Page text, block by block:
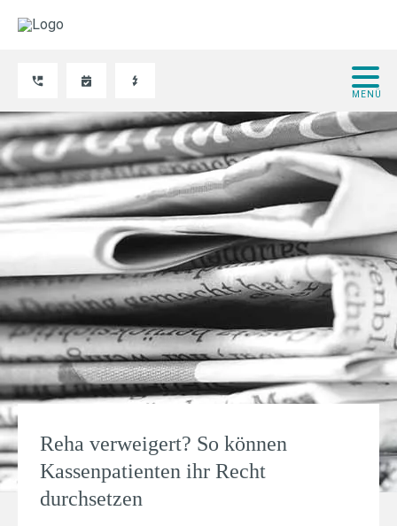
Reha verweigert? So können
Kassenpatienten ihr Recht
durchsetzen